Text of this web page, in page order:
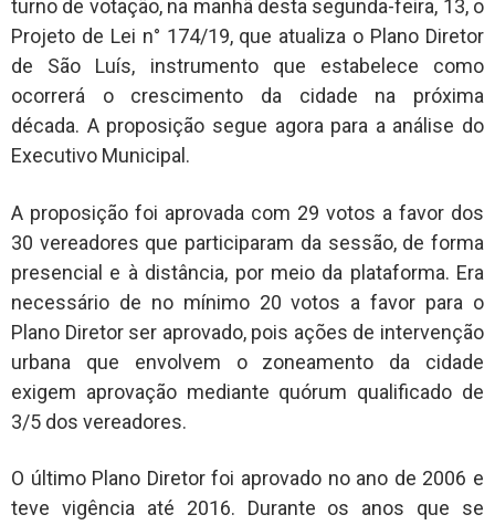
turno de votação, na manhã desta segunda-feira, 13, o
Projeto de Lei n° 174/19, que atualiza o Plano Diretor
de São Luís, instrumento que estabelece como
ocorrerá o crescimento da cidade na próxima
década. A proposição segue agora para a análise do
Executivo Municipal.
A proposição foi aprovada com 29 votos a favor dos
30 vereadores que participaram da sessão, de forma
presencial e à distância, por meio da plataforma. Era
necessário de no mínimo 20 votos a favor para o
Plano Diretor ser aprovado, pois ações de intervenção
urbana que envolvem o zoneamento da cidade
exigem aprovação mediante quórum qualificado de
3/5 dos vereadores.
O último Plano Diretor foi aprovado no ano de 2006 e
teve vigência até 2016. Durante os anos que se